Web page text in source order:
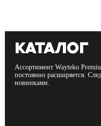
Каталог
Ассортимент Wayteko
постоянно расширяется.
новинками.